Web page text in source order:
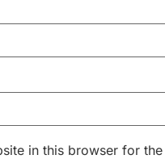
in this browser for